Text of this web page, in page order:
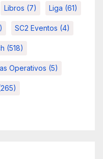
Libros (7) Liga (61)
SC2 Eventos (4)
(518)
Operativos (5)